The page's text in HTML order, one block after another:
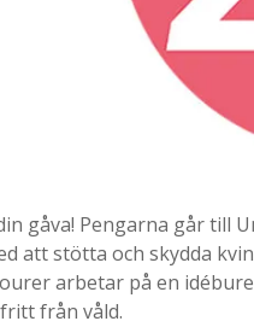
gåva! Pengarna går till
att stötta och skydda
arbetar på en
från våld.